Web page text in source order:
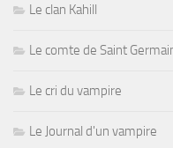
Le clan Kahill
Le comte de Saint
Le cri du vampire
Le Journal d'un vampire